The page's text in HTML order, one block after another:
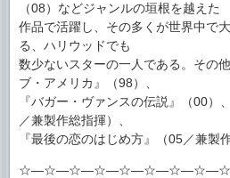
（08）などジャンルの垣根を越えた
作品で活躍し、その多くが世界中で
る、ハリウッドでも
数少ないスターの一人である。その
ブ・アメリカ』（98）、
『バガー・ヴァンスの伝説』（00）
／兼製作総指揮）、
『最後の恋のはじめ方』（05／兼製